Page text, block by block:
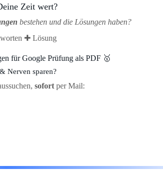
Zeit wert?
bestehen und die Lösungen haben?
✚ Lösung
für Google Prüfung als PDF 🥇
Nerven sparen?
sofort per Mail: